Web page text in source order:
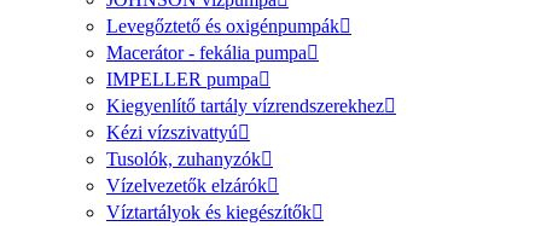
Levegőztető és oxigénpumpák
Macerátor - fekália pumpa
IMPELLER pumpa
Kiegyenlítő tartály vízrendszerekhez
Kézi vízszivattyú
Tusolók, zuhanyzók
Vízelvezetők elzárók
Víztartályok és kiegészítők